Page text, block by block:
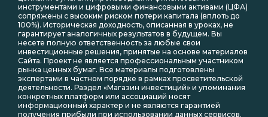
инструментами и цифровыми финансовыми активами (ЦФА)
сопряжены с высоким риском потери капитала (вплоть до
100%). Историческая доходность, описанная в уроках, не
гарантирует аналогичных результатов в будущем. Вы
несете полную ответственность за любые свои
инвестиционные решения, принятые на основе материалов
Сайта. Проект не является профессиональным участником
рынка ценных бумаг. Все материалы подготовлены
экспертами в частном порядке в рамках просветительской
деятельности. Раздел «Магазин инвестиций» и упоминания
конкретных платформ или ассоциаций носят
информационный характер и не являются гарантией
получения прибыли при использовании данных сервисов.